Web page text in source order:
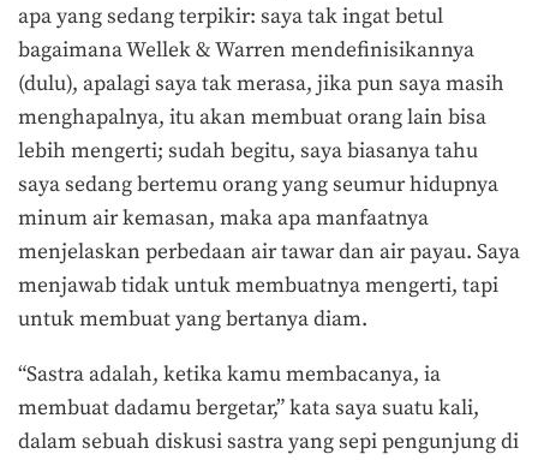
apa yang sedang terpikir: saya tak ingat betul
bagaimana Wellek & Warren mendefinisikannya
(dulu), apalagi saya tak merasa, jika pun saya masih
menghapalnya, itu akan membuat orang lain bisa
lebih mengerti; sudah begitu, saya biasanya tahu
saya sedang bertemu orang yang seumur hidupnya
minum air kemasan, maka apa manfaatnya
menjelaskan perbedaan air tawar dan air payau. Saya
menjawab tidak untuk membuatnya mengerti, tapi
untuk membuat yang bertanya diam.
“Sastra adalah, ketika kamu membacanya, ia
membuat dadamu bergetar,” kata saya suatu kali,
dalam sebuah diskusi sastra yang sepi pengunjung di